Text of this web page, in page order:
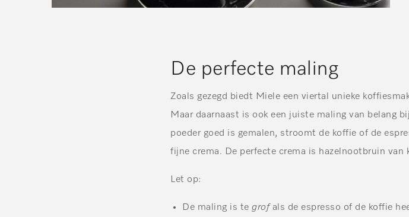
De perfecte maling
Zoals gezegd biedt Miele een viertal unieke
Maar daarnaast is ook een juiste maling van belang
poeder goed is gemalen, stroomt de koffie of de
fijne crema. De perfecte crema is hazelnootbruin van
Let op:
De maling is te grofals de espresso of de koffie